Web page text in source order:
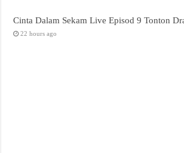
Cinta Dalam Sekam Live Episod 9 Tonton
22 hours ago